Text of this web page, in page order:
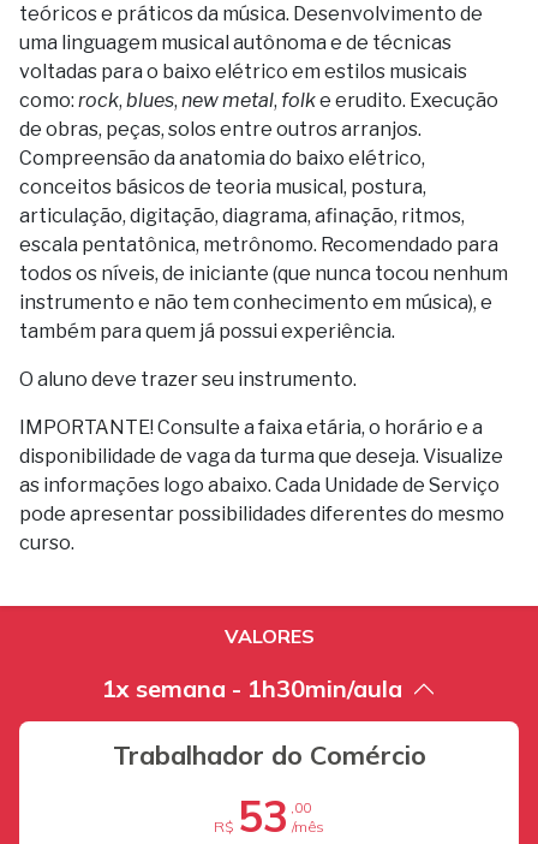
teóricos e práticos da música. Desenvolvimento de
uma linguagem musical autônoma e de técnicas
voltadas para o baixo elétrico em estilos musicais
como: rock, blues, new metal, folke erudito. Execução
de obras, peças, solos entre outros arranjos.
Compreensão da anatomia do baixo elétrico,
conceitos básicos de teoria musical, postura,
articulação, digitação, diagrama, afinação, ritmos,
escala pentatônica, metrônomo. Recomendado para
todos os níveis, de iniciante (que nunca tocou nenhum
instrumento e não tem conhecimento em música), e
também para quem já possui experiência.
O aluno deve trazer seu instrumento.
IMPORTANTE! Consulte a faixa etária, o horário e a
disponibilidade de vaga da turma que deseja. Visualize
as informações logo abaixo. Cada Unidade de Serviço
pode apresentar possibilidades diferentes do mesmo
curso.
VALORES
1x semana - 1h30min/aula
Trabalhador do Comércio
R$ 53 ,00
/mês